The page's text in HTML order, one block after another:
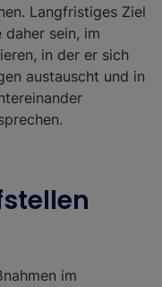
Langfristiges Ziel
daher sein, im
in der er sich
austauscht und in
im